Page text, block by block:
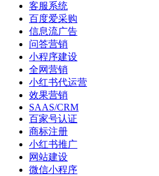
客服系统
百度爱采购
信息流广告
问答营销
小程序建设
全网营销
小红书代运营
效果营销
SAAS/CRM
百家号认证
商标注册
小红书推广
网站建设
微信小程序